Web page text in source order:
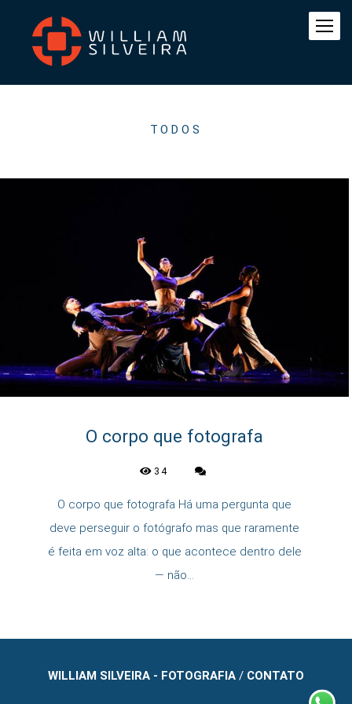
TODOS
O corpo que fotografa
34
O corpo que fotografa Há uma pergunta que
deve perseguir o fotógrafo mas que raramente
é feita em voz alta: o que acontece dentro dele
— não...
WILLIAM SILVEIRA - FOTOGRAFIA / CONTATO